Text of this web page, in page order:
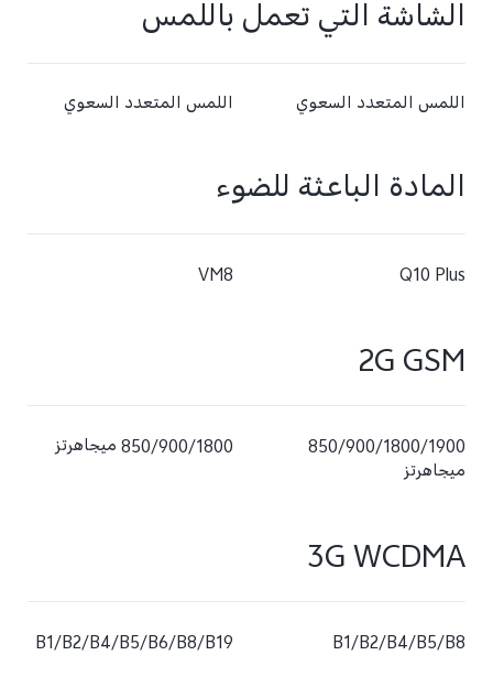
الشاشة التي تعمل باللمس
اللمس المتعدد السعوي اللمس المتعدد السعوي
المادة الباعثة للضوء
Q10 Plus
VM8
2G GSM
850/900/1800/1900
ميجاهرتز
850/900/1800 ميجاهرتز
3G WCDMA
B1/B2/B4/B5/B8
B1/B2/B4/B5/B6/B8/B19